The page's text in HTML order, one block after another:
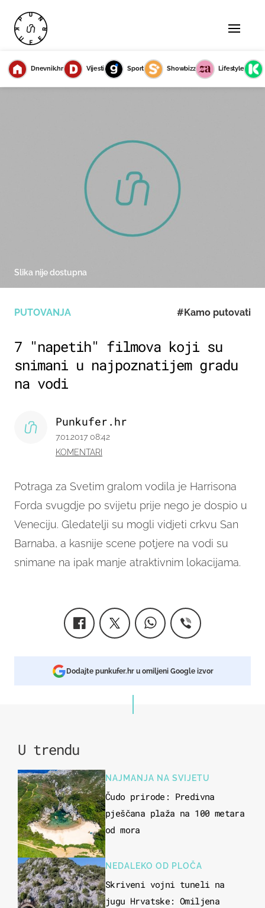
Dnevnik.hr Vijesti Sport Showbizz Lifestyle
PUTOVANJA #Kamo putovati
7 "napetih" filmova koji su
snimani u najpoznatijem gradu
na vodi
Potraga za Svetim gralom vodila je Harrisona
Forda svugdje po svijetu prije nego je dospio u
Veneciju. Gledatelji su mogli vidjeti crkvu San
Barnaba, a kasnije scene potjere na vodi su
snimane na ipak manje atraktivnim lokacijama.
Punkufer.hr
7.01.2017 08:42
KOMENTARI
Slika nije dostupna
Dodajte punkufer.hr u omiljeni Google izvor
U trendu
NAJMANJA NA SVIJETU
Čudo prirode: Predivna
pješčana plaža na 100 metara
od mora
NEDALEKO OD PLOČA
Skriveni vojni tuneli na
jugu Hrvatske: Omiljena